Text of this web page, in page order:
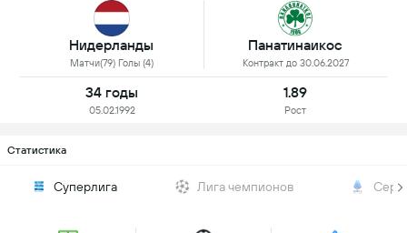
Нидерланды
Матчи(79) Голы (4)
Панатинаикос
Контракт до 30.06.2027
34 годы
05.02.1992
1.89
Рост
Статистика
Суперлига Лига чемпионов